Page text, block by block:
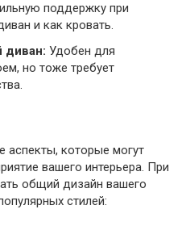
поддержку при
и как кровать.
диван: Удобен для
но тоже требует
аспекты, которые могут
вашего интерьера. При
общий дизайн вашего
стилей: